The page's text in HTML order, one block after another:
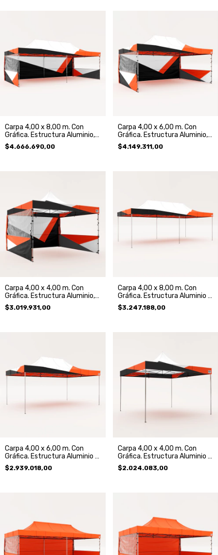
Carpa 4,00 x 8,00 m. Con
Gráfica. Estructura Aluminio,
Techo y 3 Paredes
$4.666.690,00
Carpa 4,00 x 6,00 m. Con
Gráfica. Estructura Aluminio,
Techo y 3 Paredes
$4.149.311,00
Carpa 4,00 x 4,00 m. Con
Gráfica. Estructura Aluminio,
Techo y 3 Paredes
$3.019.931,00
Carpa 4,00 x 8,00 m. Con
Gráfica. Estructura Aluminio y
Techo
$3.247.188,00
Carpa 4,00 x 6,00 m. Con
Gráfica. Estructura Aluminio y
Techo
$2.939.018,00
Carpa 4,00 x 4,00 m. Con
Gráfica. Estructura Aluminio y
Techo
$2.024.083,00